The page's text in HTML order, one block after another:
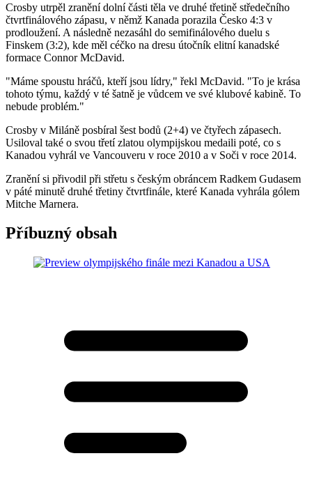
Crosby utrpěl zranění dolní části těla ve druhé třetině středečního
čtvrtfinálového zápasu, v němž Kanada porazila Česko 4:3 v
prodloužení. A následně nezasáhl do semifinálového duelu s
Finskem (3:2), kde měl céčko na dresu útočník elitní kanadské
formace Connor McDavid.
"Máme spoustu hráčů, kteří jsou lídry," řekl McDavid. "To je krása
tohoto týmu, každý v té šatně je vůdcem ve své klubové kabině. To
nebude problém."
Crosby v Miláně posbíral šest bodů (2+4) ve čtyřech zápasech.
Usiloval také o svou třetí zlatou olympijskou medaili poté, co s
Kanadou vyhrál ve Vancouveru v roce 2010 a v Soči v roce 2014.
Zranění si přivodil při střetu s českým obráncem Radkem Gudasem
v páté minutě druhé třetiny čtvrtfinále, které Kanada vyhrála gólem
Mitche Marnera.
Příbuzný obsah